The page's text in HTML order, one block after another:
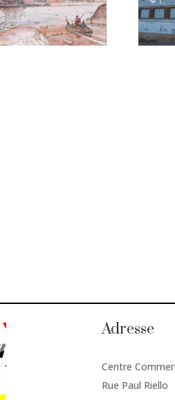
Adresse
Centre
Rue Paul Riello